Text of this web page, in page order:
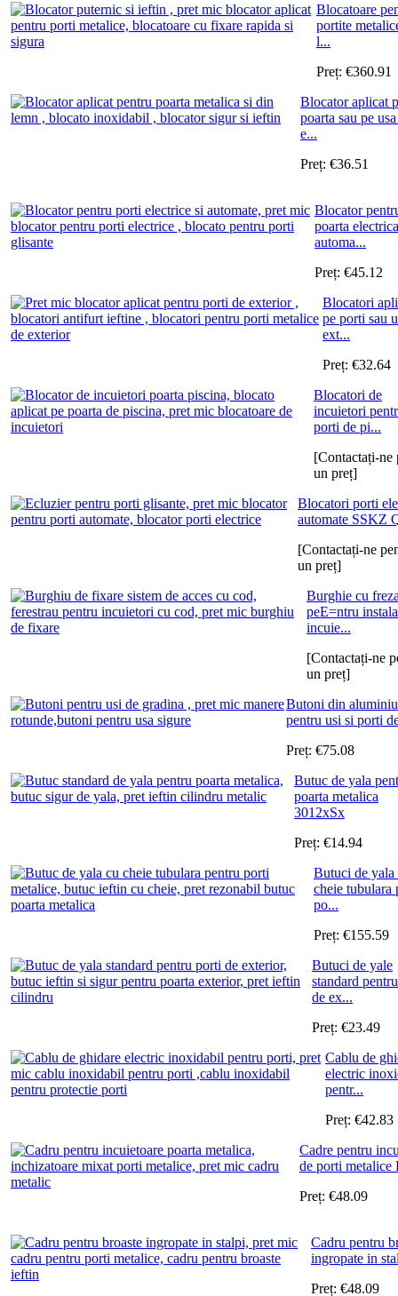
Blocatoare
portite
l...
Preț: €360.91
Blocator aplicat
poarta sau pe
e...
Preț: €36.51
Blocator
poarta
automa...
Preț: €45.12
Blocatori
pe porti sau
ext...
Preț: €32.64
Blocatori de
incuietori
porti de pi...
[Contactați-ne
un preț]
Blocatori porti
automate SSKZ
[Contactați-ne
un preț]
Burghie cu
peE=ntru
incuie...
[Contactați-ne
un preț]
Butoni din aluminiu
pentru usi si porti
Preț: €75.08
Butuc de yala
poarta metalica
3012xSx
Preț: €14.94
Butuci de yala
cheie tubulara
po...
Preț: €155.59
Butuci de yale
standard
de ex...
Preț: €23.49
Cablu de
electric
pentr...
Preț: €42.83
Cadre pentru
de porti metalice
Preț: €48.09
Cadru pentru
ingropate in
Preț: €48.09